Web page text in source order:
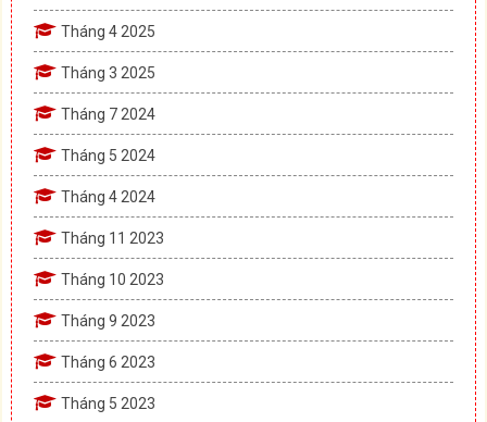
Tháng 4 2025
Tháng 3 2025
Tháng 7 2024
Tháng 5 2024
Tháng 4 2024
Tháng 11 2023
Tháng 10 2023
Tháng 9 2023
Tháng 6 2023
Tháng 5 2023